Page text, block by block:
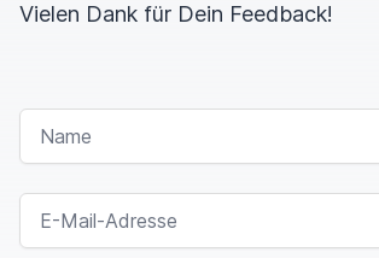
Vielen Dank für Dein Feedback!
NAME
E-MAIL-ADRESSE